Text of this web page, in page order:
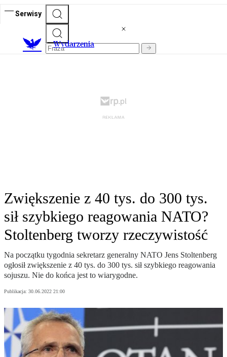
Serwisy
Wydarzenia
Zwiększenie z 40 tys. do 300 tys.
sił szybkiego reagowania NATO?
Stoltenberg tworzy rzeczywistość
Na początku tygodnia sekretarz generalny NATO Jens Stoltenberg
ogłosił zwiększenie z 40 tys. do 300 tys. sił szybkiego reagowania
sojuszu. Nie do końca jest to wiarygodne.
Publikacja: 30.06.2022 21:00